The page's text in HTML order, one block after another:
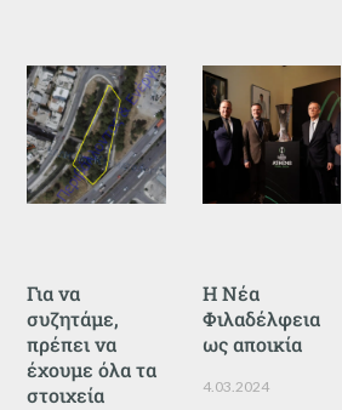
Για να
συζητάμε,
πρέπει να
έχουμε όλα τα
στοιχεία
Η Νέα
Φιλαδέλφεια
ως αποικία
4.03.2024